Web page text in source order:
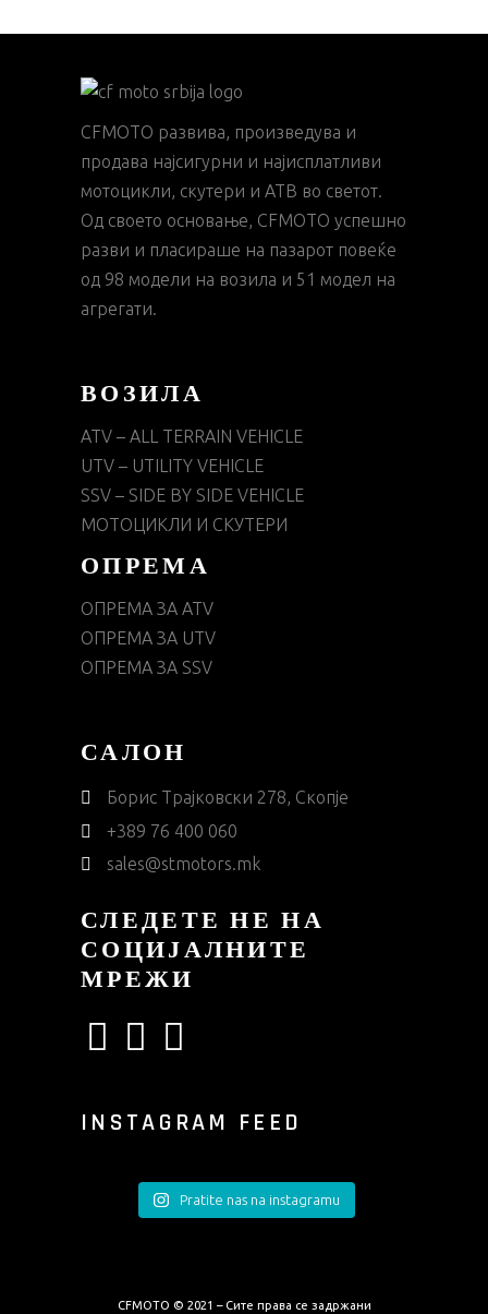
CFMOTO развива, произведува и
продава најсигурни и најисплатливи
мотоцикли, скутери и АТВ во светот.
Од своето основање, CFMOTO успешно
разви и пласираше на пазарот повеќе
од 98 модели на возила и 51 модел на
агрегати.
ВОЗИЛА
ATV – ALL TERRAIN VEHICLE
UTV – UTILITY VEHICLE
SSV – SIDE BY SIDE VEHICLE
МОТОЦИКЛИ И СКУТЕРИ
ОПРЕМА
ОПРЕМА ЗА ATV
ОПРЕМА ЗА UTV
ОПРЕМА ЗА SSV
САЛОН
Борис Трајковски 278, Скопје
+389 76 400 060
sales@stmotors.mk
СЛЕДЕТЕ НЕ НА
СОЦИЈАЛНИТЕ
МРЕЖИ
INSTAGRAM FEED
Pratite nas na instagramu
CFMOTO © 2021 – Сите права се задржани